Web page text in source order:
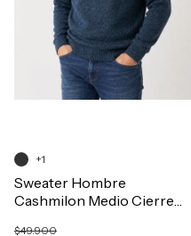
Sweater Hombre
Cashmilon Medio Cierre
$49.900
+1